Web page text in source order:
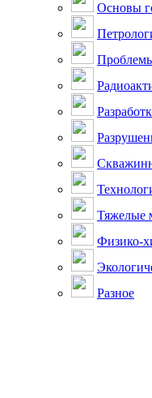
Основы
Тяжелые
Физико-
Разное